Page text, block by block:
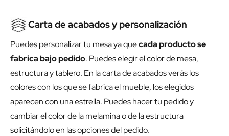
Carta de acabados y personalización
Puedes personalizar tu mesa ya quecada producto se
fabrica bajo pedido. Puedes elegir el color de mesa,
estructura y tablero. En la carta de acabados verás los
colores con los que se fabrica el mueble, los elegidos
aparecen con una estrella. Puedes hacer tu pedido y
cambiar el color de la melamina o de la estructura
solicitándolo en las opciones del pedido.